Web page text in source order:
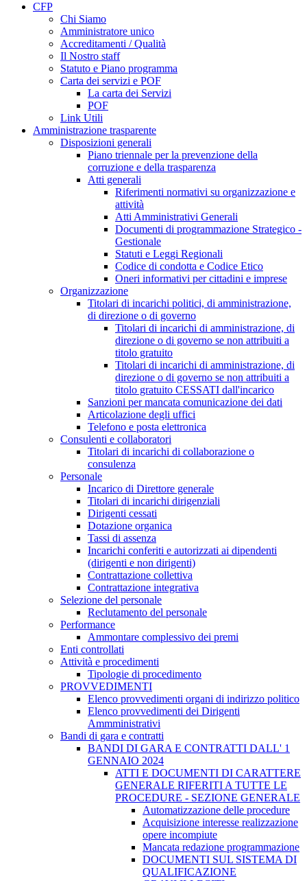
CFP
Chi Siamo
Amministratore unico
Accreditamenti / Qualità
Il Nostro staff
Statuto e Piano programma
Carta dei servizi e POF
La carta dei Servizi
POF
Link Utili
Amministrazione trasparente
Disposizioni generali
Piano triennale per la prevenzione della
corruzione e della trasparenza
Atti generali
Riferimenti normativi su organizzazione e
attività
Atti Amministrativi Generali
Documenti di programmazione Strategico -
Gestionale
Statuti e Leggi Regionali
Codice di condotta e Codice Etico
Oneri informativi per cittadini e imprese
Organizzazione
Titolari di incarichi politici, di amministrazione,
di direzione o di governo
Titolari di incarichi di amministrazione, di
direzione o di governo se non attribuiti a
titolo gratuito
Titolari di incarichi di amministrazione, di
direzione o di governo se non attribuiti a
titolo gratuito CESSATI dall'incarico
Sanzioni per mancata comunicazione dei dati
Articolazione degli uffici
Telefono e posta elettronica
Consulenti e collaboratori
Titolari di incarichi di collaborazione o
consulenza
Personale
Incarico di Direttore generale
Titolari di incarichi dirigenziali
Dirigenti cessati
Dotazione organica
Tassi di assenza
Incarichi conferiti e autorizzati ai dipendenti
(dirigenti e non dirigenti)
Contrattazione collettiva
Contrattazione integrativa
Selezione del personale
Reclutamento del personale
Performance
Ammontare complessivo dei premi
Enti controllati
Attività e procedimenti
Tipologie di procedimento
PROVVEDIMENTI
Elenco provvedimenti organi di indirizzo politico
Elenco provvedimenti dei Dirigenti
Ammministrativi
Bandi di gara e contratti
BANDI DI GARA E CONTRATTI DALL' 1
GENNAIO 2024
ATTI E DOCUMENTI DI CARATTERE
GENERALE RIFERITI A TUTTE LE
PROCEDURE - SEZIONE GENERALE
Automatizzazione delle procedure
Acquisizione interesse realizzazione
opere incompiute
Mancata redazione programmazione
DOCUMENTI SUL SISTEMA DI
QUALIFICAZIONE